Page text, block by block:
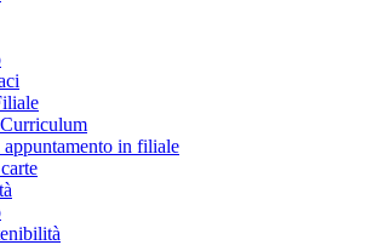
appuntamento in filiale